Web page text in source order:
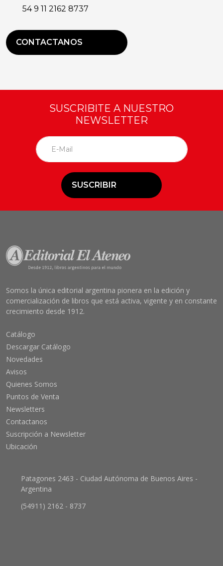
54 9 11 2162 8737
CONTACTANOS
SUSCRIBITE A NUESTRO
NEWSLETTER
SUSCRIBIR
Somos la única editorial argentina pionera en la edición y
comercialización de libros que está activa, vigente y en constante
crecimiento desde 1912.
Catálogo
Descargar Catálogo
Novedades
Avisos
Quienes Somos
Puntos de Venta
Newsletters
Contactanos
Suscripción a Newsletter
Ubicación
Patagones 2463 - Ciudad Autónoma de Buenos Aires -
Argentina
(54911) 2162 - 8737